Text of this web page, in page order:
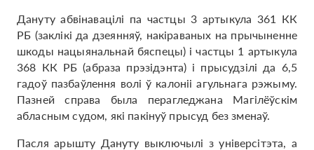
Дануту абвінавацілі па частцы 3 артыкула 361 КК
РБ (заклікі да дзеянняў, накіраваных на прычыненне
шкоды нацыянальнай бяспецы) і частцы 1 артыкула
368 КК РБ (абраза прэзідэнта) і прысудзілі да 6,5
гадоў пазбаўлення волі ў калоніі агульнага рэжыму.
Пазней справа была перагледжана Магілёўскім
абласным судом, які пакінуў прысуд без зменаў.
Пасля арышту Дануту выключылі з універсітэта, а